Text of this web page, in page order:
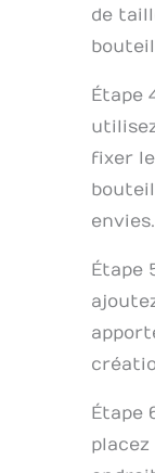
de
Étape
fixer
envies.
Étape
Étape